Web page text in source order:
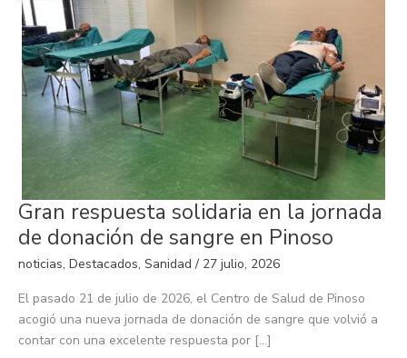
Gran respuesta solidaria en la jornada
de donación de sangre en Pinoso
noticias, Destacados, Sanidad / 27 julio, 2026
El pasado 21 de julio de 2026, el Centro de Salud de Pinoso
acogió una nueva jornada de donación de sangre que volvió a
contar con una excelente respuesta por […]
Gran
respuesta
solidaria
en
jornada
donación
de
sangre
Pinoso